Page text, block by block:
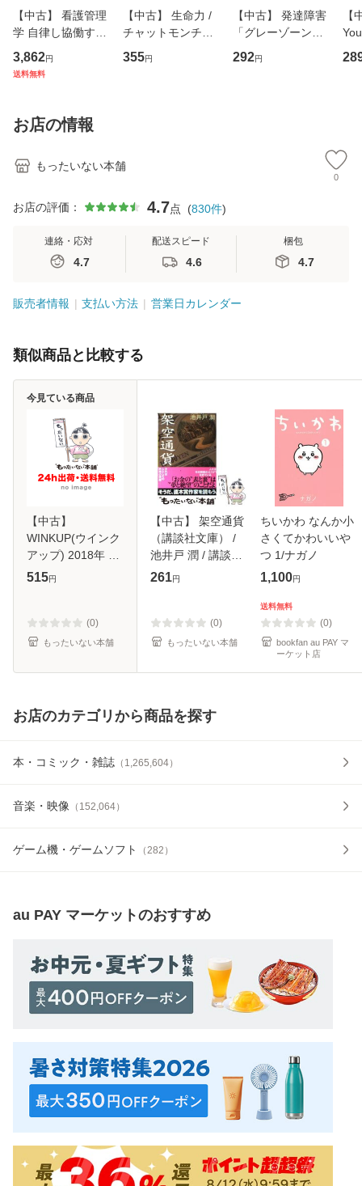
【中古】 看護管理
学 自律し協働する
専門職の看護マネ
ジメントスキル 改
恵 藤本幸三 / 南江
堂 [単行
3,862円
送料無料
【中古】 生命力 /
チャットモンチー /
キューンレコード
[CD]【メール便送
355円
【中古】 発達障害
「グレーゾーン」
その正しい理解と
克服法 (SB新書 57
292円
【
のが
お店の情報
もったいない本舗
0
お店の評価： 4.7点 (830件)
連絡・応対
4.7
配送スピード
4.6
梱包
4.7
販売者情報 支払い方法 営業日カレンダー
類似商品と比較する
【中古】
WINKUP(ウインク
アップ) 2018年 07
月号 雑誌 / ワニブ
515円
(0)
もったいない本舗
今見ている商品
【中古】 架空通貨
（講談社文庫） /
池井戸 潤 / 講談社
[文庫]【メール便送
261円
(0)
もったいない本舗
ちいかわ なんか小
さくてかわいいや
つ 1/ナガノ
1,100円
送料無料
(0)
bookfan au PAY マ
ーケット店
お店のカテゴリから商品を探す
本・コミック・雑誌 （ 1,265,604）
音楽・映像 （ 152,064）
ゲーム機・ゲームソフト （282 ）
au PAY マーケットのおすすめ